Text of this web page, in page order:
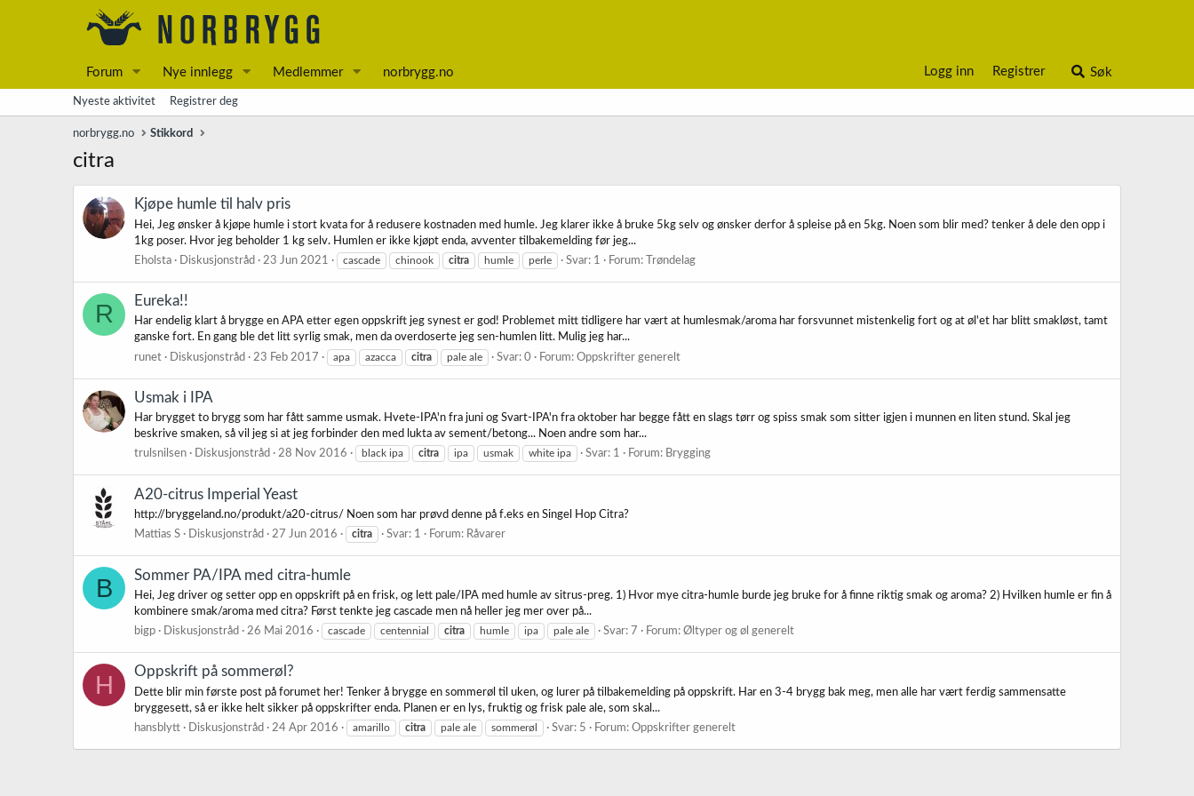
Forum Nye innlegg Medlemmer norbrygg.no Logg inn Registrer Søk
Nyeste aktivitet Registrer deg
norbrygg.no Stikkord
citra
Kjøpe humle til halv pris
Hei, Jeg ønsker å kjøpe humle i stort kvata for å redusere kostnaden med humle. Jeg klarer ikke å bruke 5kg selv og ønsker derfor å spleise på en 5kg. Noen som blir med? tenker å dele den opp i
1kg poser. Hvor jeg beholder 1 kg selv. Humlen er ikke kjøpt enda, avventer tilbakemelding før jeg...
Eholsta
Diskusjonstråd 23 Jun 2021 cascade chinook citra humle perle Svar: 1 Forum: Trøndelag
R Eureka!!
Har endelig klart å brygge en APA etter egen oppskrift jeg synest er god! Problemet mitt tidligere har vært at humlesmak/aroma har forsvunnet mistenkelig fort og at øl'et har blitt smakløst, tamt
ganske fort. En gang ble det litt syrlig smak, men da overdoserte jeg sen-humlen litt. Mulig jeg har...
runet
Diskusjonstråd 23 Feb 2017 apa azacca citra pale ale Svar: 0 Forum: Oppskrifter generelt
Usmak i IPA
Har brygget to brygg som har fått samme usmak. Hvete-IPA'n fra juni og Svart-IPA'n fra oktober har begge fått en slags tørr og spiss smak som sitter igjen i munnen en liten stund. Skal jeg
beskrive smaken, så vil jeg si at jeg forbinder den med lukta av sement/betong... Noen andre som har...
trulsnilsen
Diskusjonstråd 28 Nov 2016 black ipa citra ipa usmak white ipa Svar: 1 Forum: Brygging
A20-citrus Imperial Yeast
http://bryggeland.no/produkt/a20-citrus/ Noen som har prøvd denne på f.eks en Singel Hop Citra?
Mattias S
Diskusjonstråd 27 Jun 2016 citra Svar: 1 Forum: Råvarer
B Sommer PA/IPA med citra-humle
Hei, Jeg driver og setter opp en oppskrift på en frisk, og lett pale/IPA med humle av sitrus-preg. 1) Hvor mye citra-humle burde jeg bruke for å finne riktig smak og aroma? 2) Hvilken humle er fin å
kombinere smak/aroma med citra? Først tenkte jeg cascade men nå heller jeg mer over på...
bigp
Diskusjonstråd 26 Mai 2016 cascade centennial citra humle ipa pale ale Svar: 7 Forum: Øltyper og øl generelt
H Oppskrift på sommerøl?
Dette blir min første post på forumet her! Tenker å brygge en sommerøl til uken, og lurer på tilbakemelding på oppskrift. Har en 3-4 brygg bak meg, men alle har vært ferdig sammensatte
bryggesett, så er ikke helt sikker på oppskrifter enda. Planen er en lys, fruktig og frisk pale ale, som skal...
hansblytt
Diskusjonstråd 24 Apr 2016 amarillo citra pale ale sommerøl Svar: 5 Forum: Oppskrifter generelt